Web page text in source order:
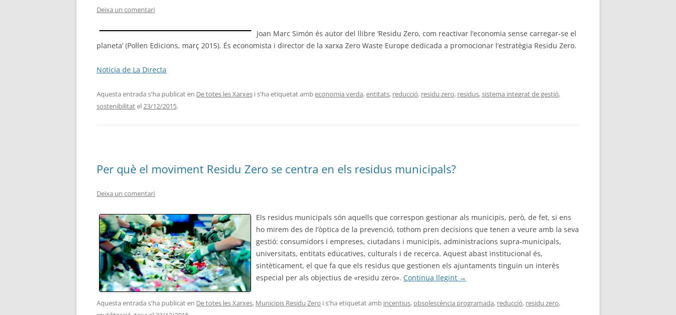
Deixa un comentari
Joan Marc Simón és autor del llibre ‘Residu Zero, com reactivar l’economia sense carregar-se el
planeta’ (Pol·len Edicions, març 2015). És economista i director de la xarxa Zero Waste Europe dedicada a promocionar l’estratègia Residu Zero.
Notícia de La Directa
Aquesta entrada s'ha publicat en De totes les Xarxes i s'ha etiquetat ambeconomia verda,entitats, reducció, residu zero, residus,sistema integrat de gestió,
sostenibilitatel23/12/2015.
Per què el moviment Residu Zero se centra en els residus municipals?
Deixa un comentari
Els residus municipals són aquells que correspon gestionar als municipis, però, de fet, si ens
ho mirem des de l’òptica de la prevenció, tothom pren decisions que tenen a veure amb la seva
gestió: consumidors i empreses, ciutadans i municipis, administracions supra-municipals,
universitats, entitats educatives, culturals i de recerca. Aquest abast institucional és,
sintèticament, el que fa que els residus que gestionen els ajuntaments tinguin un interès
especial per als objectius de «residu zero». Continua llegint →
Aquesta entrada s'ha publicat en De totes les Xarxes, Municipis Residu Zero i s'ha etiquetat amb incentius,obsolescència programada, reducció, residu zero,